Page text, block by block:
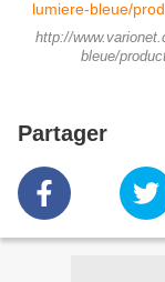
http://
bleue/
Partager